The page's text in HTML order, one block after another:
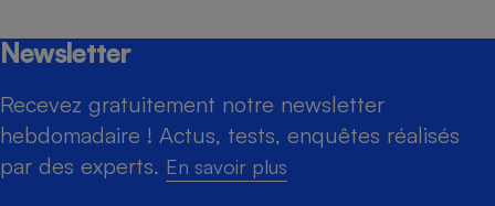
Newsletter
Recevez gratuitement notre newsletter
hebdomadaire ! Actus, tests, enquêtes réalisés
par des experts. En savoir plus